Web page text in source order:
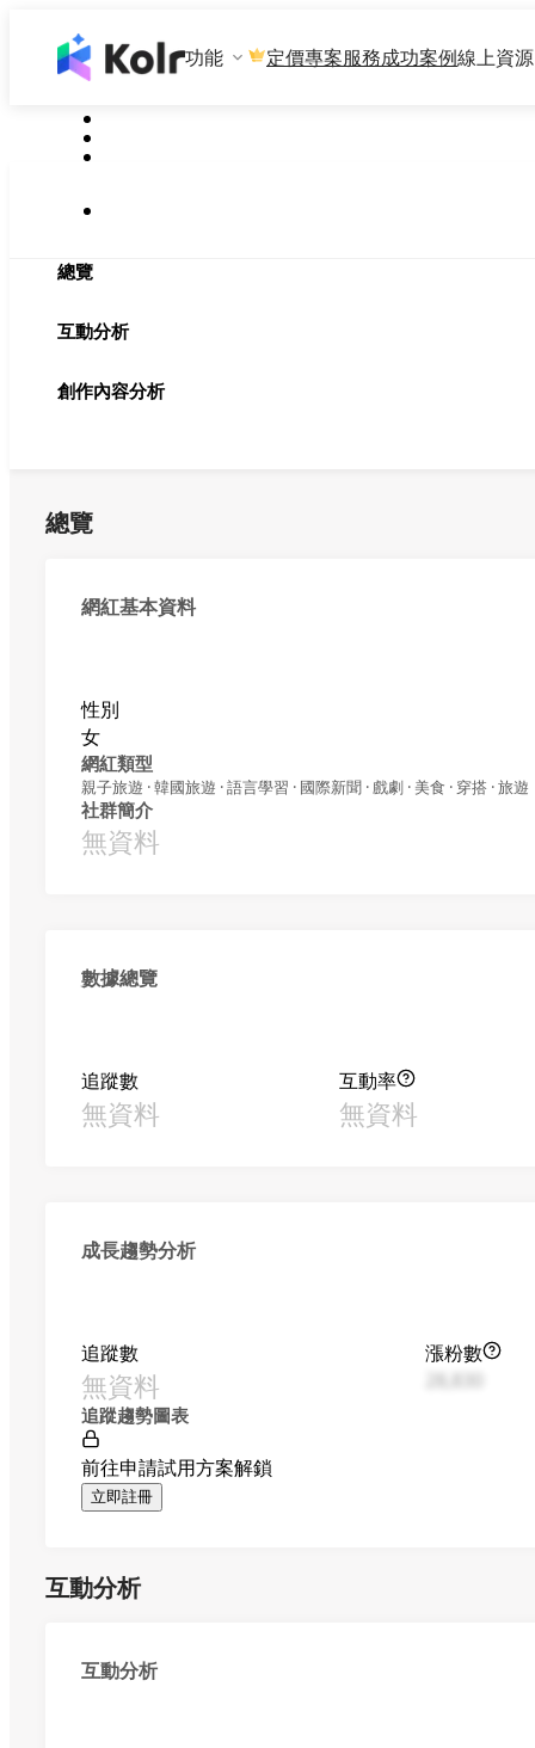
功能 定價專案服務成功案例線上資源
總覽
互動分析
創作內容分析
總覽
網紅基本資料
性別
女
網紅類型
親子旅遊 · 韓國旅遊 · 語言學習 · 國際新聞 · 戲劇 · 美食 · 穿搭 · 旅遊
社群簡介
無資料
數據總覽
追蹤數
無資料
互動率
無資料
成長趨勢分析
追蹤數
無資料
漲粉數
追蹤趨勢圖表
前往申請試用方案解鎖
立即註冊
互動分析
互動分析